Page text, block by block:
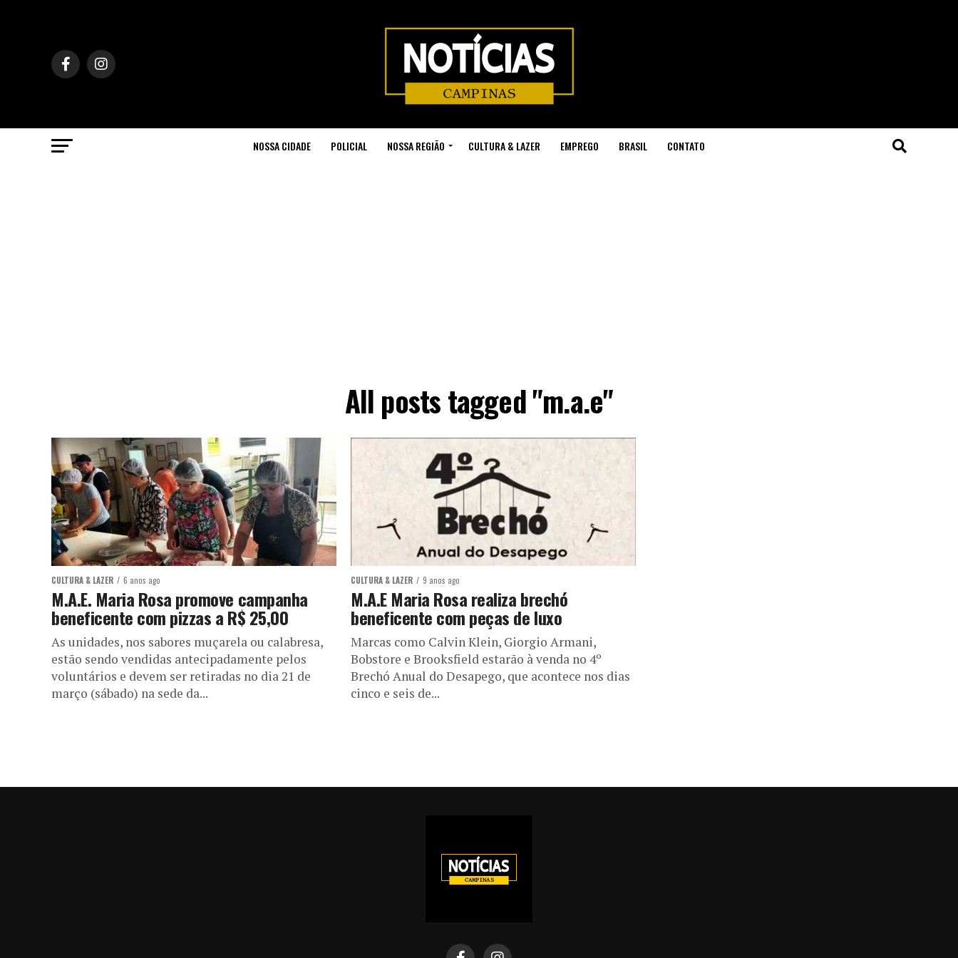
NOSSA CIDADE POLICIAL NOSSA REGIÃO CULTURA & LAZER EMPREGO BRASIL CONTATO
All posts tagged "m.a.e"
CULTURA & LAZER 6 anos ago
M.A.E. Maria Rosa promove campanha
beneficente com pizzas a R$ 25,00
As unidades, nos sabores muçarela ou calabresa,
estão sendo vendidas antecipadamente pelos
voluntários e devem ser retiradas no dia 21 de
março (sábado) na sede da...
CULTURA & LAZER 9 anos ago
M.A.E Maria Rosa realiza brechó
beneficente com peças de luxo
Marcas como Calvin Klein, Giorgio Armani,
Bobstore e Brooksfield estarão à venda no 4º
Brechó Anual do Desapego, que acontece nos dias
cinco e seis de...